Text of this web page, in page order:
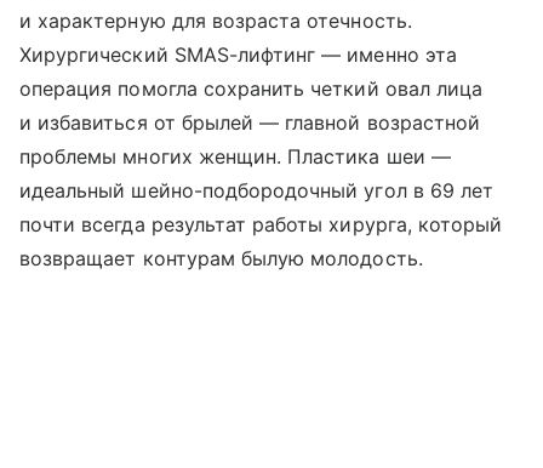
и характерную для возраста отечность.
Хирургический SMAS-лифтинг — именно эта
операция помогла сохранить четкий овал лица
и избавиться от брылей — главной возрастной
проблемы многих женщин. Пластика шеи —
идеальный шейно-подбородочный угол в 69 лет
почти всегда результат работы хирурга, который
возвращает контурам былую молодость.